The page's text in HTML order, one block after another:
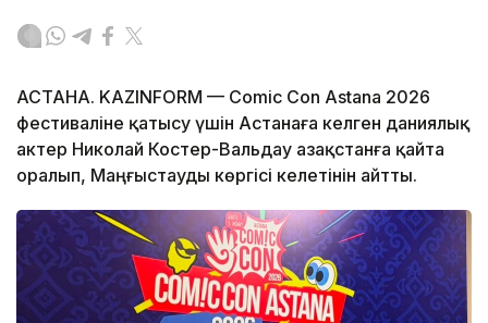
АСТАНА. KAZINFORM — Comic Con Astana 2026
фестиваліне қатысу үшін Астанаға келген даниялық
актер Николай Костер-Вальдау Қазақстанға қайта
оралып, Маңғыстауды көргісі келетінін айтты.